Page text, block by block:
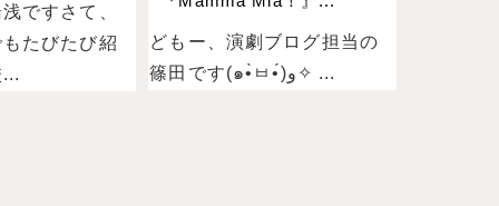
ですさて、
たびたび紹
どもー、演劇ブログ担当の
篠田です(๑•̀ㅂ•́)و✧ ...